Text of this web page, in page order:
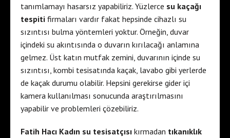
tanımlamayı hasarsız yapabiliriz. Yüzlerce su kaçağı
tespiti firmaları vardır fakat hepsinde cihazlı su
sızıntısı bulma yöntemleri yoktur. Örneğin, duvar
içindeki su akıntısında o duvarın kırılacağı anlamına
gelmez. Üst katın mutfak zemini, duvarının içinde su
sızıntısı, kombi tesisatında kaçak, lavabo gibi yerlerde
de kaçak durumu olabilir. Hepsini gerekirse gider içi
kamera kullanılması sonucunda araştırılmasını
yapabilir ve problemleri çözebiliriz.
Fatih Hacı Kadın su tesisatçısı kırmadan tıkanıklık